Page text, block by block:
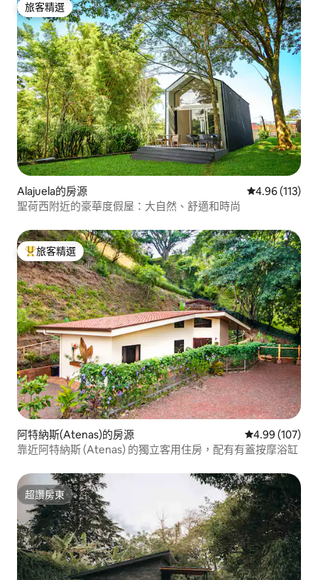
旅客精選
旅客精選
Alajuela的房源 從 113 則評價
4.96 (113)
聖荷西附近的豪華度假屋：大自然、舒適和時尚
旅客精選榜首
旅客精選
阿特納斯(Atenas)的房源 從 107 則評價
4.99 (107)
靠近阿特納斯 (Atenas) 的獨立客用住房，配有有蓋按摩浴缸
超讚房東
超讚房東